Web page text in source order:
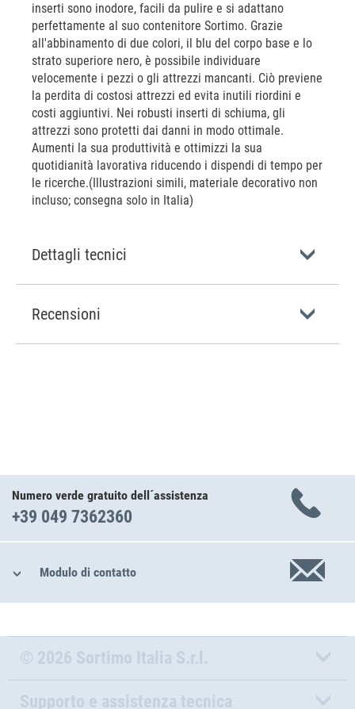
inserti sono inodore, facili da pulire e si adattano
perfettamente al suo contenitore Sortimo. Grazie
all'abbinamento di due colori, il blu del corpo base e lo
strato superiore nero, è possibile individuare
velocemente i pezzi o gli attrezzi mancanti. Ciò previene
la perdita di costosi attrezzi ed evita inutili riordini e
costi aggiuntivi. Nei robusti inserti di schiuma, gli
attrezzi sono protetti dai danni in modo ottimale.
Aumenti la sua produttività e ottimizzi la sua
quotidianità lavorativa riducendo i dispendi di tempo per
le ricerche.(Illustrazioni simili, materiale decorativo non
incluso; consegna solo in Italia)
Dettagli tecnici
Recensioni
Numero verde gratuito dell´assistenza
+39 049 7362360
Modulo di contatto
© 2026 Sortimo Italia S.r.l.
Supporto e assistenza tecnica